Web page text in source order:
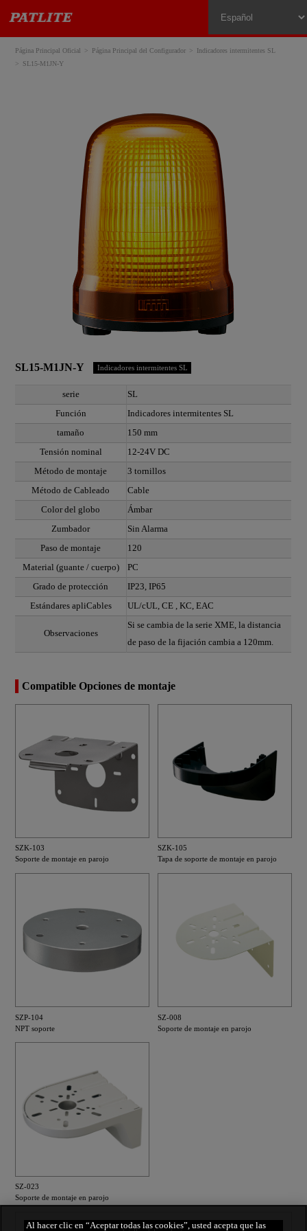
Página Principal Oficial Página Principal del Configurador
Indicadores intermitentes SL
SL15-M1JN-Y
SL15-M1JN-Y Indicadores intermitentes SL
serie
SL
Función
Indicadores intermitentes SL
tamaño
150 mm
Tensión nominal
12-24V DC
Método de montaje
3 tornillos
Método de Cableado
Cable
Color del globo
Ámbar
Zumbador
Sin Alarma
Paso de montaje
120
Material (guante / cuerpo)
PC
Grado de protección
IP23, IP65
Estándares apliCables
UL/cUL, CE , KC, EAC
Observaciones
Si se cambia de la serie XME, la distancia
de paso de la fijación cambia a 120mm.
Compatible Opciones de montaje
SZK-103
Soporte de montaje en parojo
SZK-105
Tapa de soporte de montaje en parojo
SZP-104
NPT soporte
SZ-008
Soporte de montaje en parojo
SZ-023
Soporte de montaje en parojo
Al hacer clic en “Aceptar todas las cookies”, usted acepta que las